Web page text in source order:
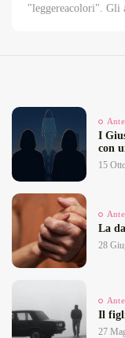
"leggereacolori". Gli
I
con
15
La
28
Il
27